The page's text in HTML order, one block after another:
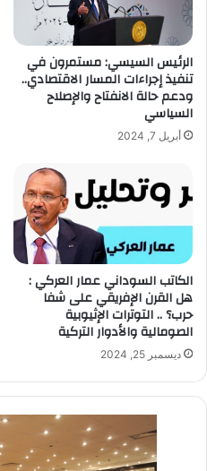
الرئيس السيسي: مستمرون في
تنفيذ إجراءات المسار الاقتصادي..
ودعم حالة الانفتاح والإصلاح
السياسي
أبريل 7, 2024
الكاتب السوداني عمار العركي :
هل القرن الإفريقي على شفا
حرب؟ .. التوترات الإثيوبية
الصومالية والأدوار التركية
ديسمبر 25, 2024